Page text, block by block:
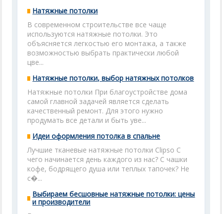
Натяжные потолки
В современном строительстве все чаще
используются натяжные потолки. Это
объясняется легкостью его монтажа, а также
возможностью выбрать практически любой
цве...
Натяжные потолки, выбор натяжных потолков
Натяжные потолки При благоустройстве дома
самой главной задачей является сделать
качественный ремонт. Для этого нужно
продумать все детали и быть уве...
Идеи оформления потолка в спальне
Лучшие тканевые натяжные потолки Clipso С
чего начинается день каждого из нас? С чашки
кофе, бодрящего душа или теплых тапочек? Не
с�...
Выбираем бесшовные натяжные потолки: цены
и производители